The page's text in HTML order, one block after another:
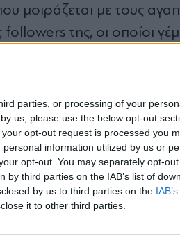
parties, or processing of your
us, please use the below opt-out
opt-out request is processed you
information utilized by us or
opt-out. You may separately opt-
third parties on the IAB’s list of
by us to third parties on the
it to other third parties.
μοιράζεται με τους
της, οι οποίοι